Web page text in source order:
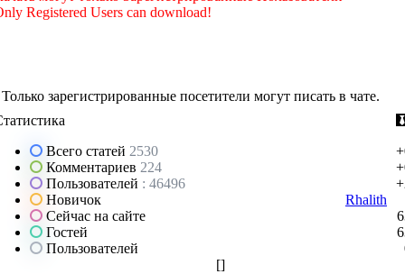
Registered Users can download!
Только зарегистрированные посетители могут писать в чате.
Всего статей 2530
Комментариев 224
Пользователей : 46496
Новичок
Rhalith
Сейчас на сайте
Гостей
Пользователей
[]